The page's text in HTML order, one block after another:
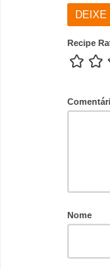
DEIXE
Recipe
Nome